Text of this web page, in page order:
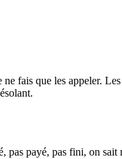
fais que les appeler.
pas payé, pas fini, on